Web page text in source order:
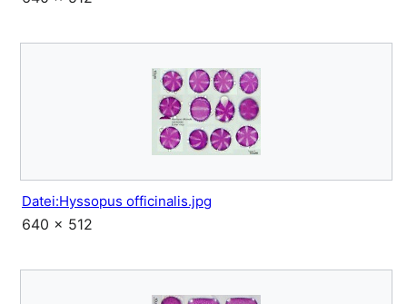
Datei:Hyssopus officinalis.jpg
640 × 512